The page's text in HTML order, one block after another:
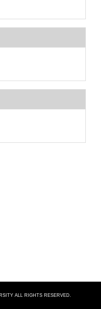
ALL RIGHTS RESERVED.